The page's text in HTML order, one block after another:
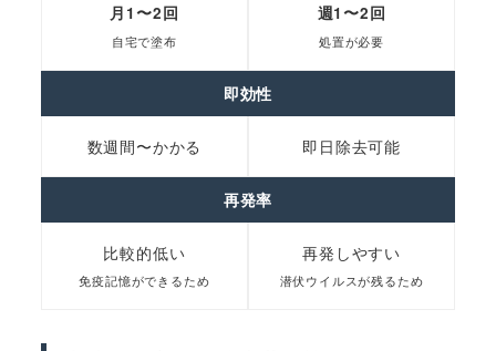
月1〜2回
自宅で塗布
週1〜2回
処置が必要
即効性
数週間〜かかる 即日除去可能
再発率
比較的低い
免疫記憶ができるため
再発しやすい
潜伏ウイルスが残るため